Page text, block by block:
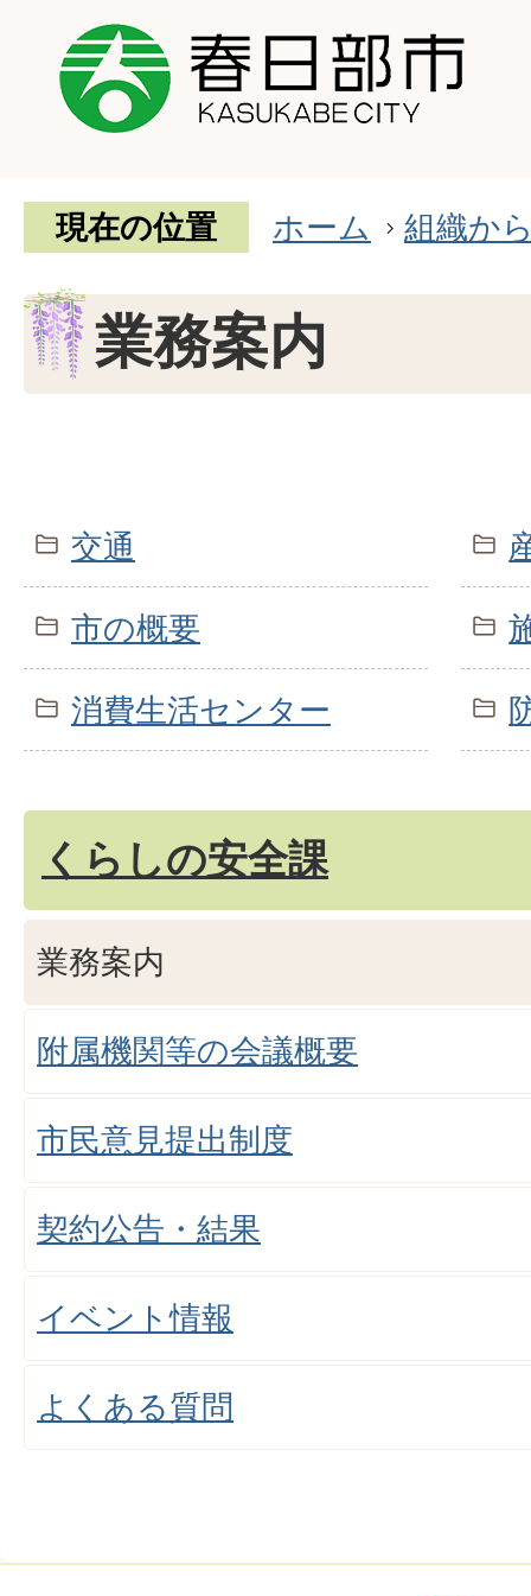
現在の位置 ホーム 組織か
業務案内
交通
市の概要
消費生活センター
くらしの安全課
業務案内
附属機関等の会議概要
市民意見提出制度
契約公告・結果
イベント情報
よくある質問